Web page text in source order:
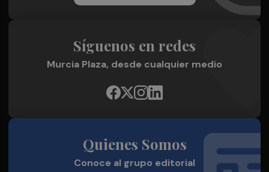
Síguenos en redes
Murcia Plaza, desde cualquier medio
Quienes Somos
Conoce al grupo editorial